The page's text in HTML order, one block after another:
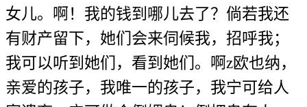
女儿。啊！我的钱到哪儿去了？倘若我还
有财产留下，她们会来伺候我，招呼我；
我可以听到她们，看到她们。啊z欧也纳，
亲爱的孩子，我唯一的孩子，我宁可给人